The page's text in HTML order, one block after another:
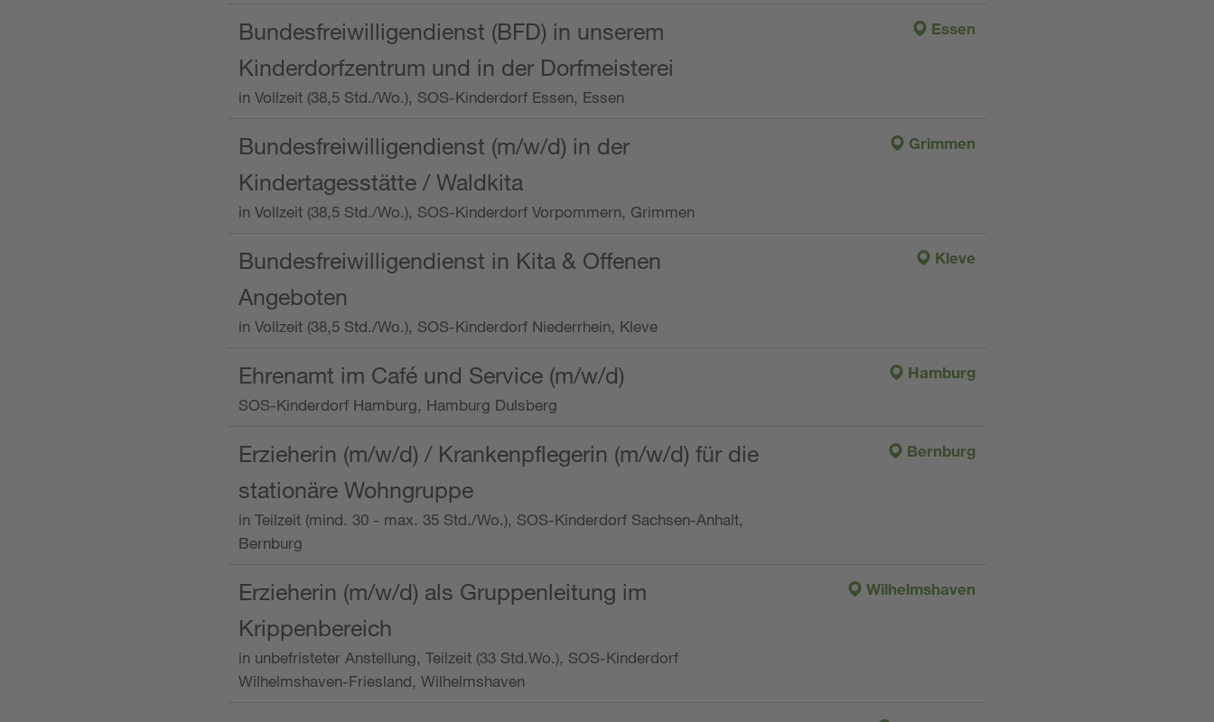
Bundesfreiwilligendienst (BFD) in unserem
Kinderdorfzentrum und in der Dorfmeisterei
in Vollzeit (38,5 Std./Wo.), SOS-Kinderdorf Essen, Essen
Essen
Bundesfreiwilligendienst (m/w/d) in der
Kindertagesstätte / Waldkita
in Vollzeit (38,5 Std./Wo.), SOS-Kinderdorf Vorpommern, Grimmen
Grimmen
Bundesfreiwilligendienst in Kita & Offenen
Angeboten
in Vollzeit (38,5 Std./Wo.), SOS-Kinderdorf Niederrhein, Kleve
Kleve
Ehrenamt im Café und Service (m/w/d)
SOS-Kinderdorf Hamburg, Hamburg Dulsberg
Hamburg
Erzieherin (m/w/d) / Krankenpflegerin (m/w/d) für die
stationäre Wohngruppe
in Teilzeit (mind. 30 - max. 35 Std./Wo.), SOS-Kinderdorf Sachsen-Anhalt,
Bernburg
Bernburg
Erzieherin (m/w/d) als Gruppenleitung im
Krippenbereich
in unbefristeter Anstellung, Teilzeit (33 Std.Wo.), SOS-Kinderdorf
Wilhelmshaven-Friesland, Wilhelmshaven
Wilhelmshaven